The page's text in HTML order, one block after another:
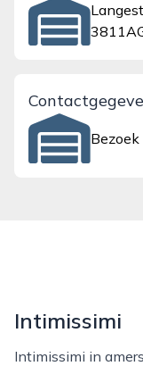
Intimissimi
Intimissimi in amersfoort is een stijlvolle lingeriezaak